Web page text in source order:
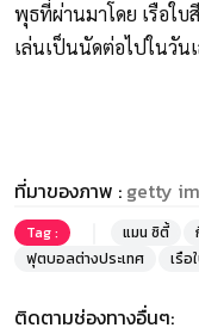
พุธที่ผ่านมาโดย เรือใบ
เล่นเป็นนัดต่อไปในวัน
ที่มาของภาพ : getty
Tag : แมน ซิตี้
ฟุตบอลต่างประเทศ
เรือ
ติดตามช่องทางอื่นๆ: